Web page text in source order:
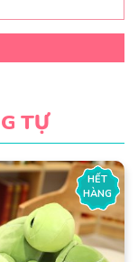
TỰ
HẾT
HÀNG